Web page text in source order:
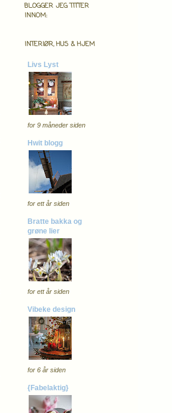
BLOGGER JEG TITTER
INNOM:
INTERIØR, HUS & HJEM
Livs Lyst
for 9 måneder siden
Hwit blogg
for ett år siden
Bratte bakka og
grøne lier
for ett år siden
Vibeke design
for 6 år siden
{Fabelaktig}